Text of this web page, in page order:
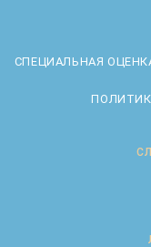
CПЕЦИАЛЬНАЯ